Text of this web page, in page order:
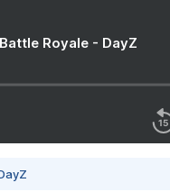
Royale - DayZ